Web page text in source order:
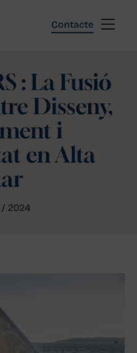
Contacte
: La Fusió
Disseny,
i
en Alta
/ 2024